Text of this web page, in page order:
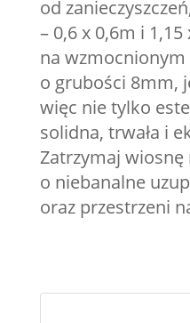
od
– 0,6 x 0,6m i
na wzmocnionym
o grubości 8mm,
więc nie tylko
solidna, trwała i
Zatrzymaj wiosnę
o niebanalne
oraz przestrzeni